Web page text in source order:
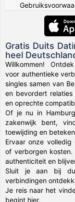
Gratis Duits
heel
Willkommen!
voor authentieke
singles samen van
en bevordert
en oprechte
Of je nu in
zakenwijk bent,
toewijding en
Ervaar onze
of verborgen
authenticiteit en
Sluit je aan bij
verbindingen
Je reis naar het
begint hier.